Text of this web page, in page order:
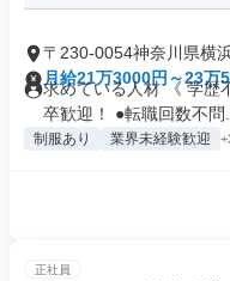
〒230-0054神奈川県横
月給21万3000円～23万
求めている人材 《 学歴
卒歓迎！ ●転職回数不問...
制服あり 業界未経験歓迎
正社員